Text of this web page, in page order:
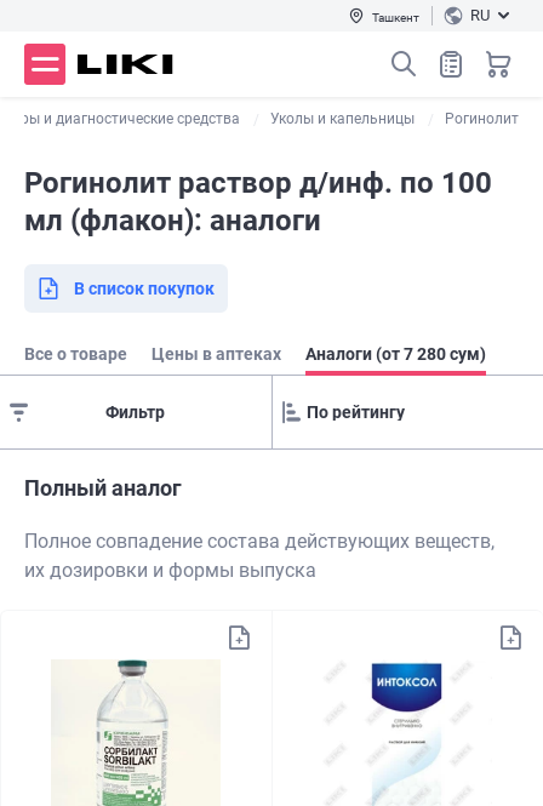
Ташкент RU
и диагностические средства Уколы и капельницы Рогинолит
Рогинолит раствор д/инф. по 100
мл (флакон): аналоги
В список покупок
Все о товаре Цены в аптеках Аналоги (от 7 280 сум)
Фильтр
Полный аналог
Полное совпадение состава действующих веществ,
их дозировки и формы выпуска